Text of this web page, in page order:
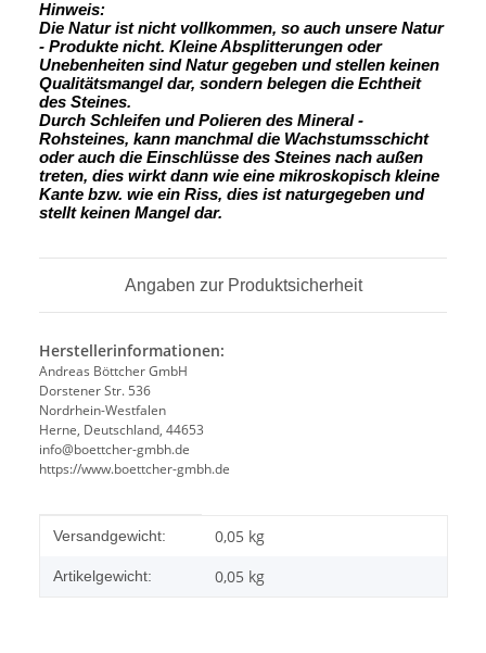
Hinweis:
Die Natur ist nicht vollkommen, so auch unsere Natur
- Produkte nicht. Kleine Absplitterungen oder
Unebenheiten sind Natur gegeben und stellen keinen
Qualitätsmangel dar, sondern belegen die Echtheit
des Steines.
Durch Schleifen und Polieren des Mineral -
Rohsteines, kann manchmal die Wachstumsschicht
oder auch die Einschlüsse des Steines nach außen
treten, dies wirkt dann wie eine mikroskopisch kleine
Kante bzw. wie ein Riss, dies ist naturgegeben und
stellt keinen Mangel dar.
Angaben zur Produktsicherheit
Herstellerinformationen:
Andreas Böttcher GmbH
Dorstener Str. 536
Nordrhein-Westfalen
Herne, Deutschland, 44653
info@boettcher-gmbh.de
https://www.boettcher-gmbh.de
Produkteigenschaft
Wert
Versandgewicht: 0,05 kg
Artikelgewicht: 0,05 kg